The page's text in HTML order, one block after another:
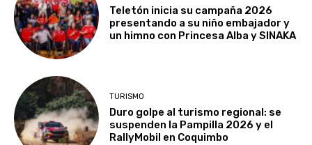
Teletón inicia su campaña 2026
presentando a su niño embajador y
un himno con Princesa Alba y SINAKA
TURISMO
Duro golpe al turismo regional: se
suspenden la Pampilla 2026 y el
RallyMobil en Coquimbo